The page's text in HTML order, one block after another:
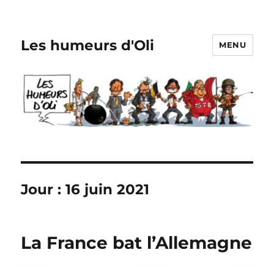
Les humeurs d'Oli MENU
Jour :16 juin 2021
La France bat l’Allemagne